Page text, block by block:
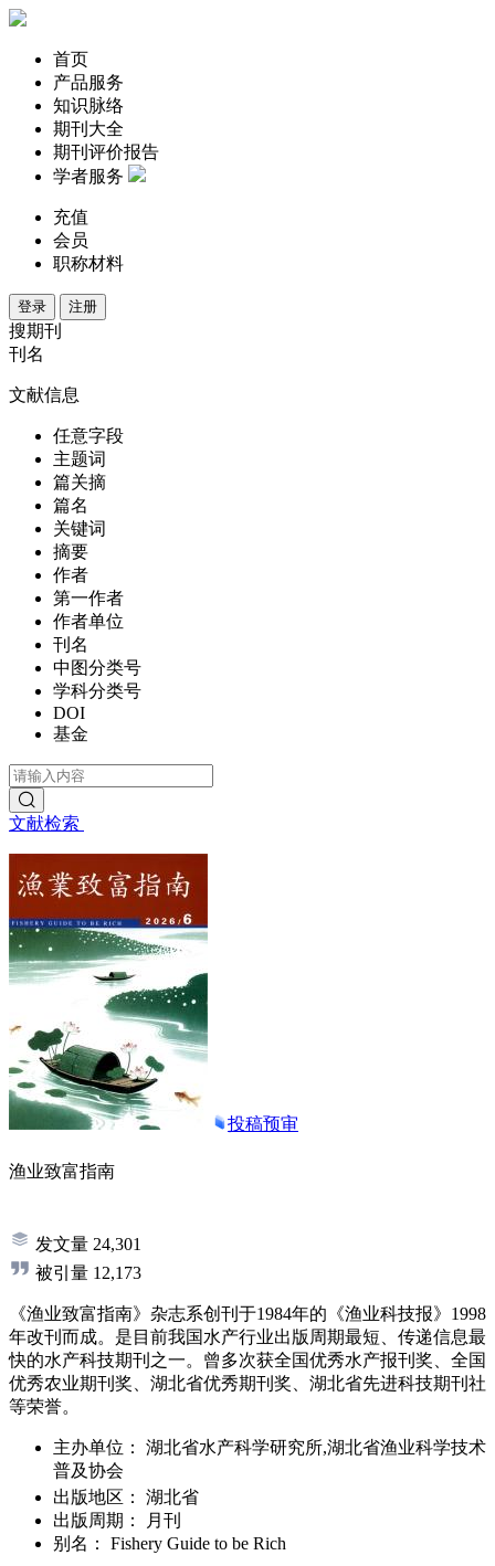
首页
产品服务
知识脉络
期刊大全
期刊评价报告
学者服务
充值
会员
职称材料
登录 注册
搜期刊
刊名
文献信息
任意字段
主题词
篇关摘
篇名
关键词
摘要
作者
第一作者
作者单位
刊名
中图分类号
学科分类号
DOI
基金
文献检索
投稿预审
渔业致富指南
发文量 24,301
被引量 12,173
《渔业致富指南》杂志系创刊于1984年的《渔业科技报》1998
年改刊而成。是目前我国水产行业出版周期最短、传递信息最
快的水产科技期刊之一。曾多次获全国优秀水产报刊奖、全国
优秀农业期刊奖、湖北省优秀期刊奖、湖北省先进科技期刊社
等荣誉。
主办单位：
湖北省水产科学研究所,湖北省渔业科学技术
普及协会
出版地区：
湖北省
出版周期：
月刊
别名：
Fishery Guide to be Rich